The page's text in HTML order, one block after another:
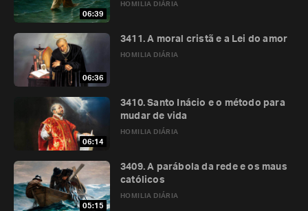
06:39
HOMILIA DIÁRIA
06:36
HOMILIA DIÁRIA
3411. A moral cristã e a Lei do amor
06:14
HOMILIA DIÁRIA
3410. Santo Inácio e o método para
mudar de vida
05:15
HOMILIA DIÁRIA
3409. A parábola da rede e os maus
católicos